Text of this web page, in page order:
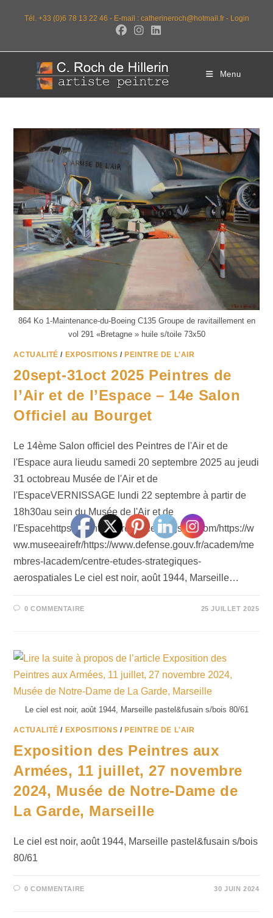
Tél. +33 (0)6 78 13 22 46 - E-mail : catherineroch@hotmail.fr - Login
Menu
864 Ko 1-Maintenance-du-Boeing C135 Groupe de ravitaillement en
vol 291 «Bretagne » huile s/toile 73x50
ACTUALITÉ / EXPOSITIONS /PEINTRE DE L'AIR
20sept-31oct 2025 Peintres de
l’Air et de l’Espace – 14e Salon
Officiel au Bourget
Le 14ème Salon officiel des Peintres de l'Air et de
l'Espace aura lieudu samedi 20 septembre 2025 au jeudi
31 octobreau Musée de l'Air et de
l'EspaceVERNISSAGE lundi 22 septembre à partir de
18h30au sein du Musée de l'Air et de
l'Espacehttps://peintresairespace.blogspot.com/https://w
ww.museeairefr/https://www.defense.gouv.fr/academ/me
mbres-lacadem/centre-etudes-strategiques-
aerospatiales Le ciel est noir, août 1944, Marseille…
0 COMMENTAIRE 25 JUILLET 2025
Le ciel est noir, août 1944, Marseille pastel&fusain s/bois 80/61
ACTUALITÉ / EXPOSITIONS / PEINTRE DE L'AIR
Exposition des Peintres aux
Armées, 11 juillet, 27 novembre
2024, Musée de Notre-Dame de
La Garde, Marseille
Le ciel est noir, août 1944, Marseille pastel&fusain s/bois
80/61
0 COMMENTAIRE 30 JUIN 2024